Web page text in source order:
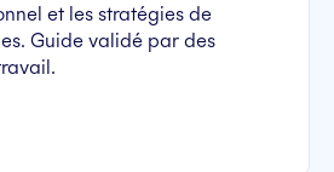
et les stratégies de
Guide validé par des